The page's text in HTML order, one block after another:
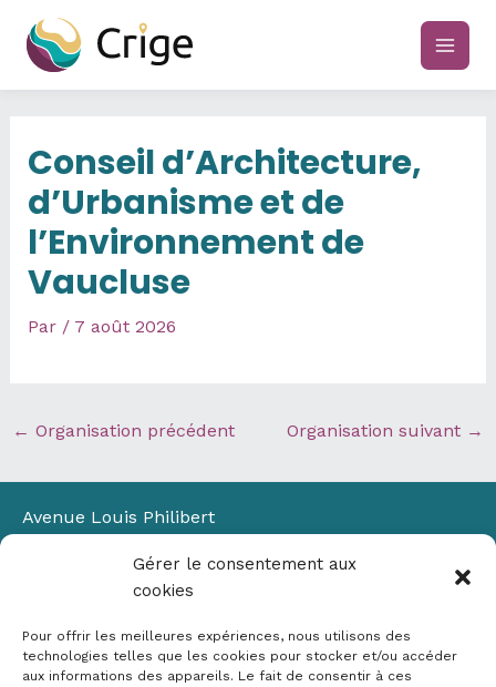
Gérer le consentement aux
cookies
Pour offrir les meilleures expériences, nous utilisons des
technologies telles que les cookies pour stocker et/ou accéder
aux informations des appareils. Le fait de consentir à ces
contenu
main
Conseil d’Architecture,
d’Urbanisme et de
l’Environnement de
Vaucluse
Par / 7 août 2026
← Organisation précédent Organisation suivant →
Avenue Louis Philibert
Bâtiment Laennec
13100 Aix-en-Provence
✉ contact@crige-paca.org